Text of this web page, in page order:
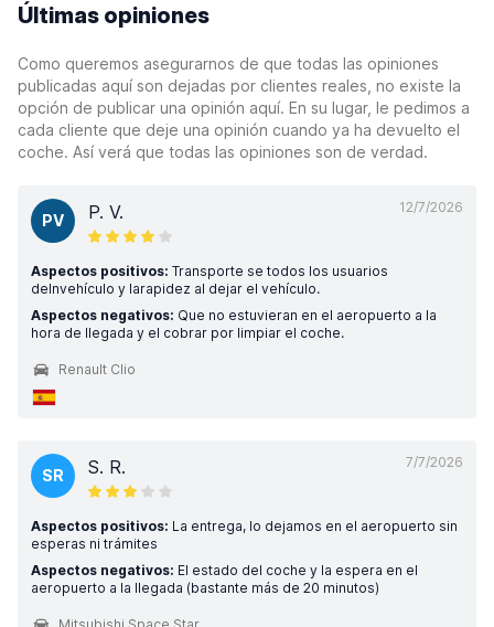
Últimas opiniones
Como queremos asegurarnos de que todas las opiniones
publicadas aquí son dejadas por clientes reales, no existe la
opción de publicar una opinión aquí. En su lugar, le pedimos a
cada cliente que deje una opinión cuando ya ha devuelto el
coche. Así verá que todas las opiniones son de verdad.
12/7/2026
PV P. V.
Aspectos positivos: Transporte se todos los usuarios
delnvehículo y larapidez al dejar el vehículo.
Aspectos negativos: Que no estuvieran en el aeropuerto a la
hora de llegada y el cobrar por limpiar el coche.
Renault Clio
7/7/2026
SR S. R.
Aspectos positivos: La entrega, lo dejamos en el aeropuerto sin
esperas ni trámites
Aspectos negativos: El estado del coche y la espera en el
aeropuerto a la llegada (bastante más de 20 minutos)